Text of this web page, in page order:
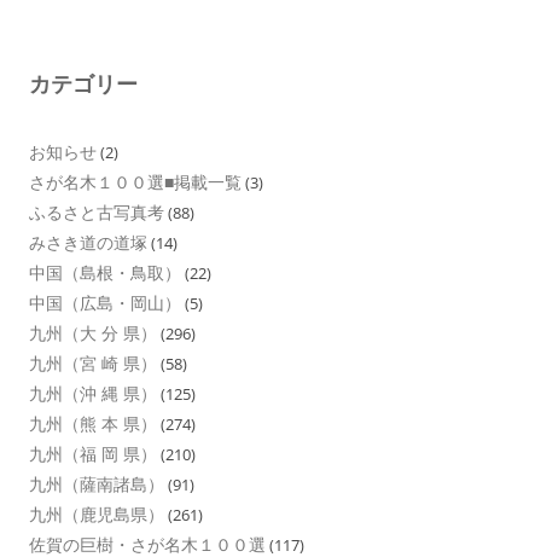
カテゴリー
お知らせ(2)
さが名木１００選■掲載一覧 (3)
ふるさと古写真考(88)
みさき道の道塚 (14)
中国（島根・鳥取） (22)
中国（広島・岡山） (5)
九州（大 分 県） (296)
九州（宮 崎 県） (58)
九州（沖 縄 県） (125)
九州（熊 本 県） (274)
九州（福 岡 県） (210)
九州（薩南諸島） (91)
九州（鹿児島県） (261)
佐賀の巨樹・さが名木１００選 (117)